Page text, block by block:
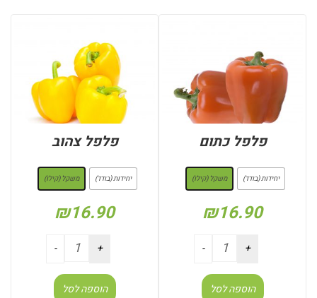
פלפל כתום
יחידות (בודד) משקל (קילו)
₪16.90
הוספה לסל
פלפל צהוב
יחידות (בודד) משקל (קילו)
₪16.90
הוספה לסל